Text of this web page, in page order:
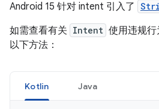
Android 15 针对 intent 引入了
如需查看有关 Intent 使用违规
以下方法：
Kotlin Java